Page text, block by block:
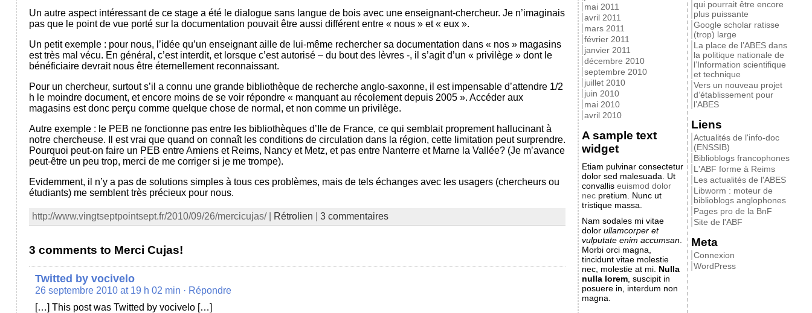
Un autre aspect intéressant de ce stage a été le dialogue sans langue de bois avec une enseignant-chercheur. Je n’imaginais
pas que le point de vue porté sur la documentation pouvait être aussi différent entre « nous » et « eux ».
Un petit exemple : pour nous, l’idée qu’un enseignant aille de lui-même rechercher sa documentation dans « nos » magasins
est très mal vécu. En général, c’est interdit, et lorsque c’est autorisé – du bout des lèvres -, il s’agit d’un « privilège » dont le
bénéficiaire devrait nous être éternellement reconnaissant.
Pour un chercheur, surtout s’il a connu une grande bibliothèque de recherche anglo-saxonne, il est impensable d’attendre 1/2
h le moindre document, et encore moins de se voir répondre « manquant au récolement depuis 2005 ». Accéder aux
magasins est donc perçu comme quelque chose de normal, et non comme un privilège.
Autre exemple : le PEB ne fonctionne pas entre les bibliothèques d’Ile de France, ce qui semblait proprement hallucinant à
notre chercheuse. Il est vrai que quand on connaît les conditions de circulation dans la région, cette limitation peut surprendre.
Pourquoi peut-on faire un PEB entre Amiens et Reims, Nancy et Metz, et pas entre Nanterre et Marne la Vallée? (Je m’avance
peut-être un peu trop, merci de me corriger si je me trompe).
Evidemment, il n’y a pas de solutions simples à tous ces problèmes, mais de tels échanges avec les usagers (chercheurs ou
étudiants) me semblent très précieux pour nous.
http://www.vingtseptpointsept.fr/2010/09/26/mercicujas/ | Rétrolien 3 commentaires
3 comments to Merci Cujas!
Twitted by vocivelo
26 septembre 2010 at 19 h 02 min · Répondre
[…] This post was Twitted by vocivelo […]
mai 2011
avril 2011
mars 2011
février 2011
janvier 2011
décembre 2010
septembre 2010
juillet 2010
juin 2010
mai 2010
avril 2010
A sample text
widget
Etiam pulvinar consectetur
dolor sed malesuada. Ut
convallis euismod dolor
necpretium. Nunc ut
tristique massa.
Nam sodales mi vitae
dolor ullamcorper et
vulputate enim accumsan.
Morbi orci magna,
tincidunt vitae molestie
nec, molestie at mi. Nulla
nulla lorem, suscipit in
posuere in, interdum non
magna.
qui pourrait être encore
plus puissante
Google scholar ratisse
(trop) large
La place de l’ABES dans
la politique nationale de
l’Information scientifique
et technique
Vers un nouveau projet
d’établissement pour
l’ABES
Liens
Actualités de l'info-doc
(ENSSIB)
Biblioblogs francophones
L'ABF forme à Reims
Les actualités de l'ABES
Libworm : moteur de
biblioblogs anglophones
Pages pro de la BnF
Site de l'ABF
Meta
Connexion
WordPress